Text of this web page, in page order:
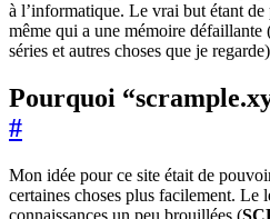
à l’informatique. Le vrai but étant
même qui a une mémoire défaillante
séries et autres choses que je
Pourquoi
#
Mon idée pour ce site était de
certaines choses plus facilement. Le